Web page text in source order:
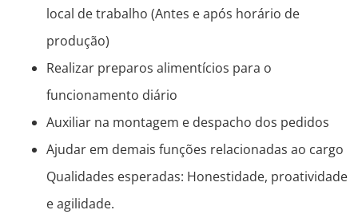
local de trabalho (Antes e após horário de
produção)
Realizar preparos alimentícios para o
funcionamento diário
Auxiliar na montagem e despacho dos pedidos
Ajudar em demais funções relacionadas ao cargo
Qualidades esperadas: Honestidade, proatividade
e agilidade.